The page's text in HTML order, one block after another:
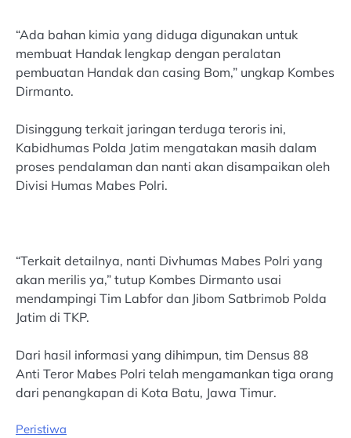
“Ada bahan kimia yang diduga digunakan untuk
membuat Handak lengkap dengan peralatan
pembuatan Handak dan casing Bom,” ungkap Kombes
Dirmanto.
Disinggung terkait jaringan terduga teroris ini,
Kabidhumas Polda Jatim mengatakan masih dalam
proses pendalaman dan nanti akan disampaikan oleh
Divisi Humas Mabes Polri.
“Terkait detailnya, nanti Divhumas Mabes Polri yang
akan merilis ya,” tutup Kombes Dirmanto usai
mendampingi Tim Labfor dan Jibom Satbrimob Polda
Jatim di TKP.
Dari hasil informasi yang dihimpun, tim Densus 88
Anti Teror Mabes Polri telah mengamankan tiga orang
dari penangkapan di Kota Batu, Jawa Timur.
Peristiwa